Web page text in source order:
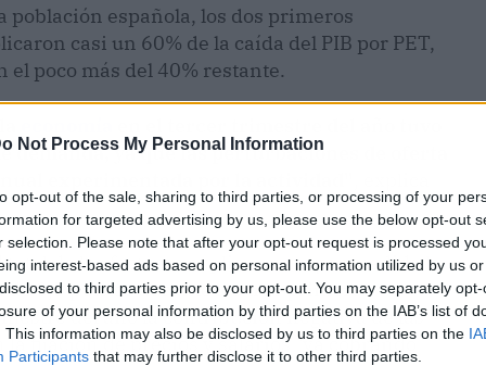
Not Process My Personal Information
opt-out of the sale, sharing to third parties, or processing of your
for targeted advertising by us, please use the below opt-out
selection. Please note that after your opt-out request is processed
interest-based ads based on personal information utilized by us
to third parties prior to your opt-out. You may separately
of your personal information by third parties on the IAB’s list of
This information may also be disclosed by us to third parties on the
Participants that may further disclose it to other third parties.
española, los dos primeros
casi un 60% de la caída del PIB por PET,
poco más del 40% restante.
ya que las perturbaciones de oferta
de los factores explica en mayor medida la
8,5 puntos durante los tres primeros
del año la contribución negativa de las
fijación de precios y salarios "va cobrando